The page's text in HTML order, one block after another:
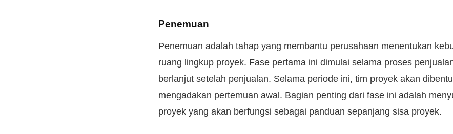
Penemuan
Penemuan adalah tahap yang membantu perusahaan menentukan
ruang lingkup proyek. Fase pertama ini dimulai selama proses
berlanjut setelah penjualan. Selama periode ini, tim proyek akan
mengadakan pertemuan awal. Bagian penting dari fase ini adalah
proyek yang akan berfungsi sebagai panduan sepanjang sisa proyek.